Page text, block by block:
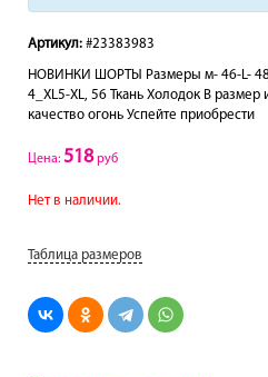
Артикул: #23383983
НОВИНКИ ШОРТЫ Размеры м- 46-L- 48,
4_XL5-XL, 56 Ткань Холодок В
качество огонь Успейте приобрести
Цена: 518руб
Нет в наличии.
Таблица размеров